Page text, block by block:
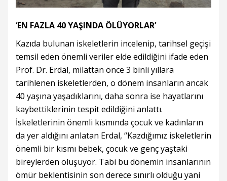
‘EN FAZLA 40 YAŞINDA ÖLÜYORLAR’
Kazıda bulunan iskeletlerin incelenip, tarihsel geçişi
temsil eden önemli veriler elde edildiğini ifade eden
Prof. Dr. Erdal, milattan önce 3 binli yıllara
tarihlenen iskeletlerden, o dönem insanların ancak
40 yaşına yaşadıklarını, daha sonra ise hayatlarını
kaybettiklerinin tespit edildiğini anlattı.
İskeletlerinin önemli kısmında çocuk ve kadınların
da yer aldığını anlatan Erdal, “Kazdığımız iskeletlerin
önemli bir kısmı bebek, çocuk ve genç yaştaki
bireylerden oluşuyor. Tabi bu dönemin insanlarının
ömür beklentisinin son derece sınırlı olduğu yani